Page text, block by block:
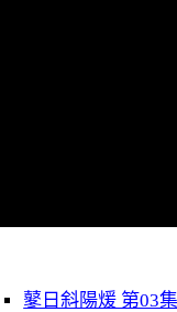
鼕日斜陽煖 第03集